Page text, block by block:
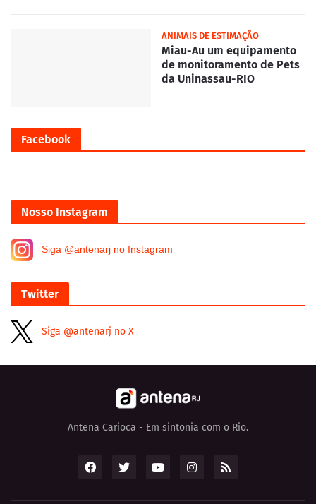
ANIMAIS DE ESTIMAÇÃO
Miau-Au um equipamento
de monitoramento de Pets
da Uninassau-RIO
Facebook
Nosso Instagram
Siga @antenarj no Instagram
Twitter
Siga @antenarj no X
Antena Carioca - Em sintonia com o Rio.